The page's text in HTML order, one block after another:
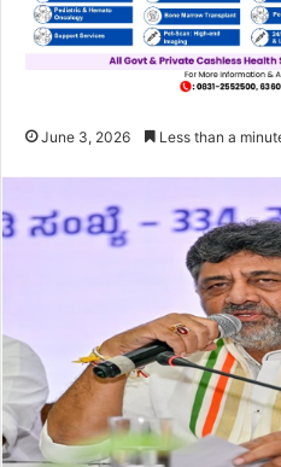
June 3, 2026 Less than a